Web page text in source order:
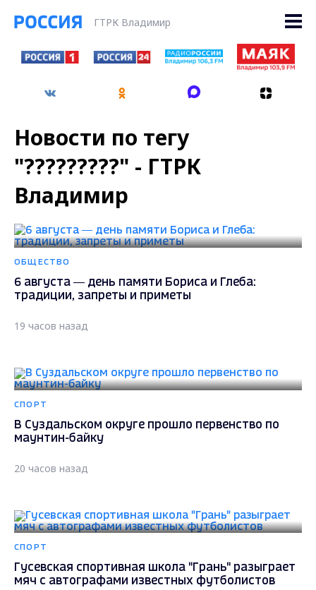
ГТРК Владимир
Новости по тегу
"?????????" - ГТРК
Владимир
ОБЩЕСТВО
6 августа — день памяти Бориса и Глеба:
традиции, запреты и приметы
19 часов назад
СПОРТ
В Суздальском округе прошло первенство по
маунтин-байку
20 часов назад
СПОРТ
Гусевская спортивная школа "Грань" разыграет
мяч с автографами известных футболистов